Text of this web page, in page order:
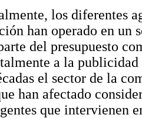
los diferentes
han operado en un
del presupuesto
a la
el sector de la
han afectado
que intervienen